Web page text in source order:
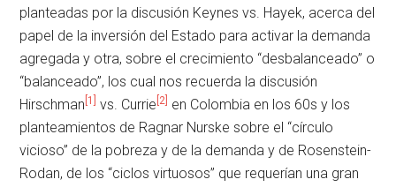
planteadas por la discusión Keynes vs. Hayek, acerca del
papel de la inversión del Estado para activar la demanda
agregada y otra, sobre el crecimiento “desbalanceado” o
“balanceado”, los cual nos recuerda la discusión
Hirschman [1] vs. Currie [2] en Colombia en los 60s y los
planteamientos de Ragnar Nurske sobre el “círculo
vicioso” de la pobreza y de la demanda y de Rosenstein-
Rodan, de los “ciclos virtuosos” que requerían una gran